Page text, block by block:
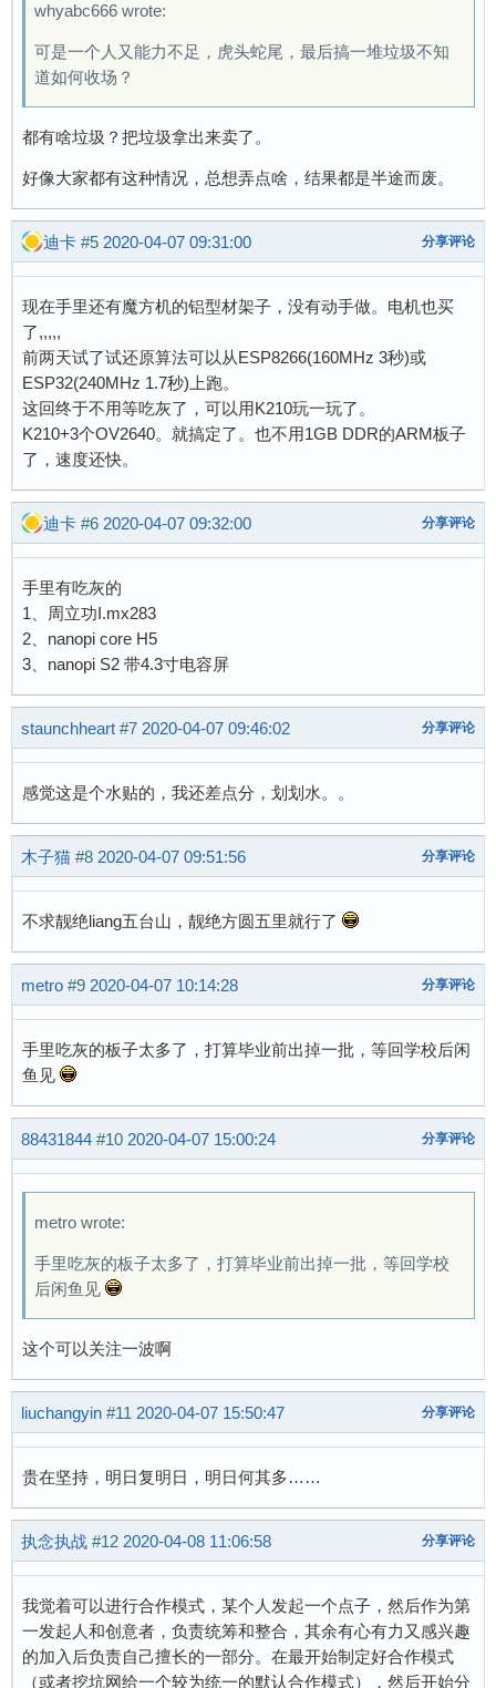
whyabc666 wrote:
可是一个人又能力不足，虎头蛇尾，最后搞一堆垃圾不知
道如何收场？
都有啥垃圾？把垃圾拿出来卖了。
好像大家都有这种情况，总想弄点啥，结果都是半途而废。
迪卡 #5 2020-04-07 09:31:00 分享评论
现在手里还有魔方机的铝型材架子，没有动手做。电机也买
了,,,,,
前两天试了试还原算法可以从ESP8266(160MHz 3秒)或
ESP32(240MHz 1.7秒)上跑。
这回终于不用等吃灰了，可以用K210玩一玩了。
K210+3个OV2640。就搞定了。也不用1GB DDR的ARM板子
了，速度还快。
迪卡 #6 2020-04-07 09:32:00 分享评论
手里有吃灰的
1、周立功I.mx283
2、nanopi core H5
3、nanopi S2 带4.3寸电容屏
staunchheart #7 2020-04-07 09:46:02 分享评论
感觉这是个水贴的，我还差点分，划划水。。
木子猫 #8 2020-04-07 09:51:56 分享评论
不求靓绝liang五台山，靓绝方圆五里就行了
metro #9 2020-04-07 10:14:28 分享评论
手里吃灰的板子太多了，打算毕业前出掉一批，等回学校后闲
鱼见
88431844 #10 2020-04-07 15:00:24 分享评论
metro wrote:
手里吃灰的板子太多了，打算毕业前出掉一批，等回学校
后闲鱼见
这个可以关注一波啊
liuchangyin #11 2020-04-07 15:50:47 分享评论
贵在坚持，明日复明日，明日何其多……
执念执战 #12 2020-04-08 11:06:58 分享评论
我觉着可以进行合作模式，某个人发起一个点子，然后作为第
一发起人和创意者，负责统筹和整合，其余有心有力又感兴趣
的加入后负责自己擅长的一部分。在最开始制定好合作模式
（或者挖坑网给一个较为统一的默认合作模式），然后开始分